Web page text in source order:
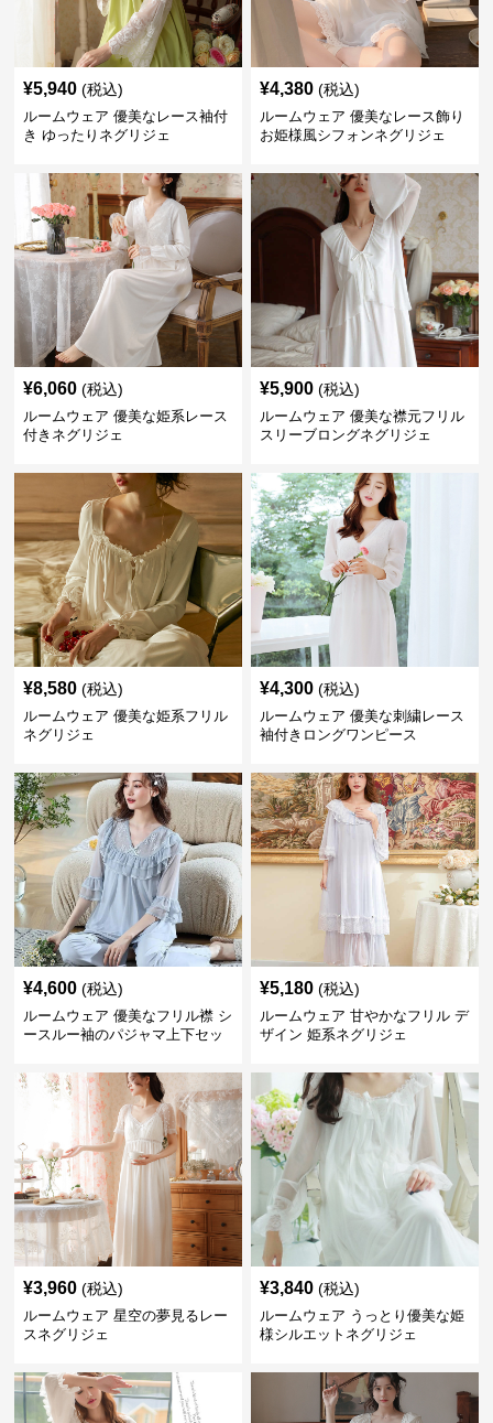
¥5,940 (税込)
ルームウェア 優美なレース袖付
き ゆったりネグリジェ
¥4,380 (税込)
ルームウェア 優美なレース飾り
お姫様風シフォンネグリジェ
¥6,060 (税込)
ルームウェア 優美な姫系レース
付きネグリジェ
¥5,900 (税込)
ルームウェア 優美な襟元フリル
スリーブロングネグリジェ
¥8,580 (税込)
ルームウェア 優美な姫系フリル
ネグリジェ
¥4,300 (税込)
ルームウェア 優美な刺繍レース
袖付きロングワンピース
¥4,600 (税込)
ルームウェア 優美なフリル襟 シ
ースルー袖のパジャマ上下セッ
¥5,180 (税込)
ルームウェア 甘やかなフリル デ
ザイン 姫系ネグリジェ
¥3,960 (税込)
ルームウェア 星空の夢見るレー
スネグリジェ
¥3,840 (税込)
ルームウェア うっとり優美な姫
様シルエットネグリジェ